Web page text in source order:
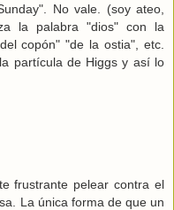
No vale. (soy ateo,
la palabra "dios" con la
copón" "de la ostia", etc.
partícula de Higgs y así lo
frustrante pelear contra el
La única forma de que un